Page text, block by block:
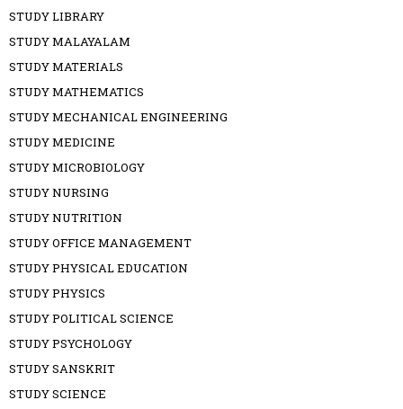
STUDY LIBRARY
STUDY MALAYALAM
STUDY MATERIALS
STUDY MATHEMATICS
STUDY MECHANICAL ENGINEERING
STUDY MEDICINE
STUDY MICROBIOLOGY
STUDY NURSING
STUDY NUTRITION
STUDY OFFICE MANAGEMENT
STUDY PHYSICAL EDUCATION
STUDY PHYSICS
STUDY POLITICAL SCIENCE
STUDY PSYCHOLOGY
STUDY SANSKRIT
STUDY SCIENCE